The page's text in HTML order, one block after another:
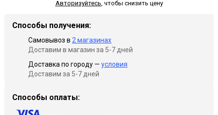
Авторизуйтесь, чтобы снизить цену
Способы получения:
Самовывоз в 2 магазинах
Доставим в магазин за 5-7 дней
Доставка по городу — условия
Доставим за 5-7 дней
Способы оплаты: